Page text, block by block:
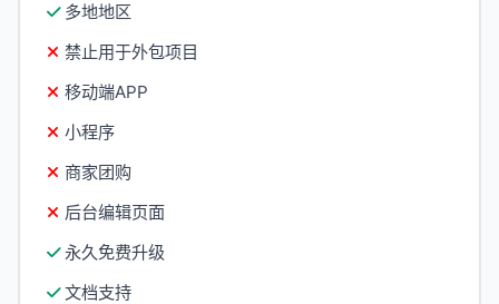
多地地区
禁止用于外包项目
移动端APP
小程序
商家团购
后台编辑页面
永久免费升级
文档支持